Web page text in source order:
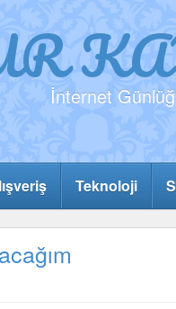
İnternet
Teknoloji